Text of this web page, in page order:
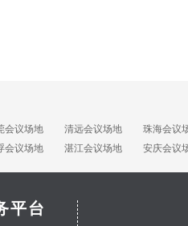
会议场地 清远会议场地
珠海会议
会议场地 湛江会议场地 安庆会议
平台